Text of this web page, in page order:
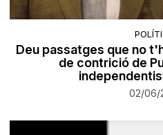
Deu passatges que no
de contrició de
02/06/